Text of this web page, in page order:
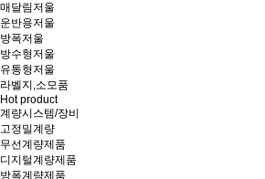
매달림저울
운반용저울
방폭저울
방수형저울
유통형저울
라벨지,소모품
Hot product
계량시스템/장비
고정밀계량
무선계량제품
디지털계량제품
방폭계량제품